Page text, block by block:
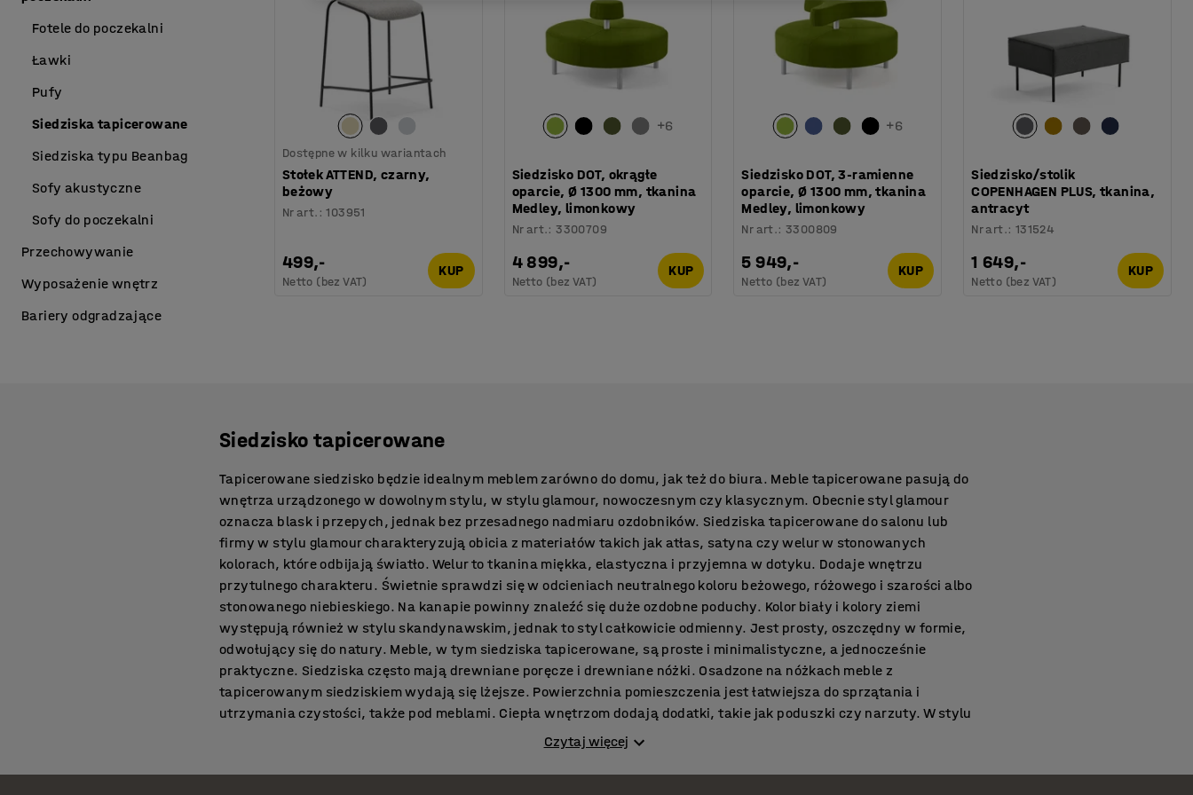
Dostępne w kilku wariantach
Stołek ATTEND, czarny,
beżowy
Nr art. :103951
499,-
Netto (bez VAT)
KUP
+6
Siedzisko DOT, okrągłe
oparcie, Ø 1300 mm, tkanina
Medley, limonkowy
Nr art.:3300709
4 899,-
Netto (bez VAT)
KUP
+6
Siedzisko DOT, 3-ramienne
oparcie, Ø 1300 mm, tkanina
Medley, limonkowy
Nr art.:3300809
5 949,-
Netto (bez VAT)
KUP
Siedzisko/stolik
COPENHAGEN PLUS, tkanina,
antracyt
Nr art.: 131524
1 649,-
Netto (bez VAT)
KUP
Fotele do poczekalni
Ławki
Pufy
Siedziska tapicerowane
Siedziska typu Beanbag
Sofy akustyczne
Sofy do poczekalni
Przechowywanie
Wyposażenie wnętrz
Bariery odgradzające
Siedzisko tapicerowane
Tapicerowane siedzisko będzie idealnym meblem zarówno do domu, jak też do biura. Meble tapicerowane pasują do
wnętrza urządzonego w dowolnym stylu, w stylu glamour, nowoczesnym czy klasycznym. Obecnie styl glamour
oznacza blask i przepych, jednak bez przesadnego nadmiaru ozdobników. Siedziska tapicerowane do salonu lub
firmy w stylu glamour charakteryzują obicia z materiałów takich jak atłas, satyna czy welur w stonowanych
kolorach, które odbijają światło. Welur to tkanina miękka, elastyczna i przyjemna w dotyku. Dodaje wnętrzu
przytulnego charakteru. Świetnie sprawdzi się w odcieniach neutralnego koloru beżowego, różowego i szarości albo
stonowanego niebieskiego. Na kanapie powinny znaleźć się duże ozdobne poduchy. Kolor biały i kolory ziemi
występują również w stylu skandynawskim, jednak to styl całkowicie odmienny. Jest prosty, oszczędny w formie,
odwołujący się do natury. Meble, w tym siedziska tapicerowane, są proste i minimalistyczne, a jednocześnie
praktyczne. Siedziska często mają drewniane poręcze i drewniane nóżki. Osadzone na nóżkach meble z
tapicerowanym siedziskiem wydają się lżejsze. Powierzchnia pomieszczenia jest łatwiejsza do sprzątania i
utrzymania czystości, także pod meblami. Ciepła wnętrzom dodają dodatki, takie jak poduszki czy narzuty. W stylu
skandynawskim siedzisko tapicerowane będzie kluczowym elementem wnętrza. Często wykorzystywane
Czytaj więcej